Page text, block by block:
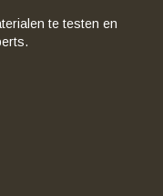
te testen en